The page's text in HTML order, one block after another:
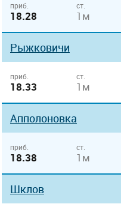
приб.
18.28
ст.
1м
Рыжковичи
приб.
18.33
ст.
1м
Апполоновка
приб.
18.38
ст.
1м
Шклов